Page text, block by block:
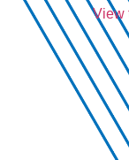
View